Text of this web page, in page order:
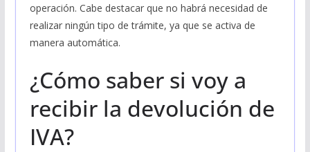
operación. Cabe destacar que no habrá necesidad de
realizar ningún tipo de trámite, ya que se activa de
manera automática.
¿Cómo saber si voy a
recibir la devolución de
IVA?